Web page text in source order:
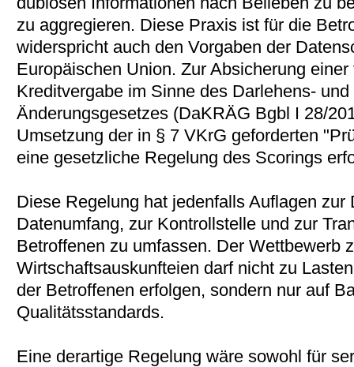
zu aggregieren. Diese Praxis ist für die
widerspricht auch den Vorgaben der
Europäischen Union. Zur Absicherung
Kreditvergabe im Sinne des Darlehens-
Änderungsgesetzes (DaKRÄG Bgbl I 28/
Umsetzung der in § 7 VKrG geforderten
eine gesetzliche Regelung des Scorings
Diese Regelung hat jedenfalls Auflagen zur
Datenumfang, zur Kontrollstelle und zur
Betroffenen zu umfassen. Der Wettbewerb
Wirtschaftsauskunfteien darf nicht zu
der Betroffenen erfolgen, sondern nur auf
Qualitätsstandards.
Eine derartige Regelung wäre sowohl für